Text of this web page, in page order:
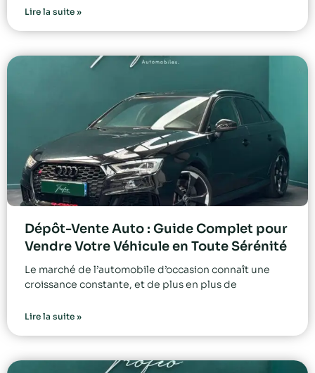
Lire la suite »
Dépôt-Vente Auto : Guide Complet pour
Vendre Votre Véhicule en Toute Sérénité
Le marché de l’automobile d’occasion connaît une
croissance constante, et de plus en plus de
Lire la suite »